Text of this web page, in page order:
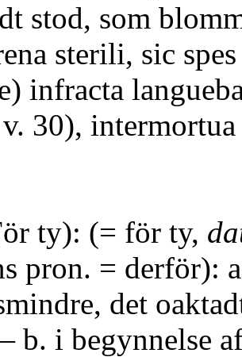
stod, som
sterili, sic
infracta
30),
ty): (= för ty,
pron. = derför):
det
b. i begynnelse